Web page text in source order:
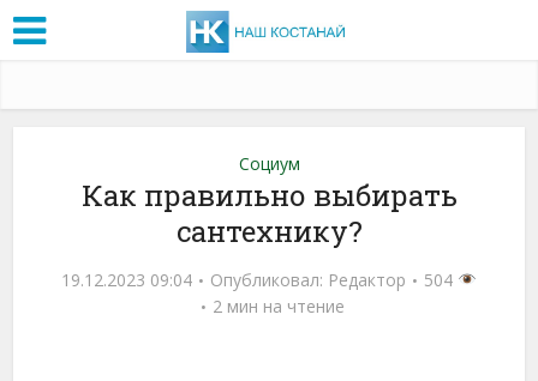
Социум
Как правильно выбирать
сантехнику?
19.12.2023 09:04 Опубликовал: Редактор
504
2 мин на чтение